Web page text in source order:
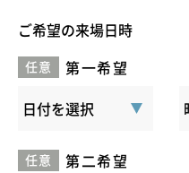
ご希望の来場日時
任意
第一希望
任意
第二希望